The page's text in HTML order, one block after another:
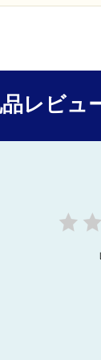
レビュ